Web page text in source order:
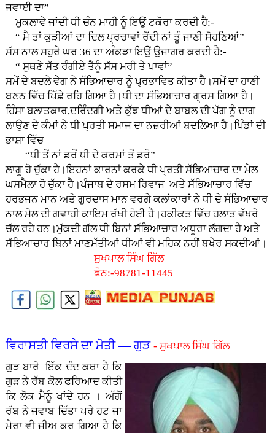
ਜਵਾਈ ਦਾ”
ਮੁਕਲਾਵੇ ਜਾਂਦੀ ਧੀ ਚੰਨ ਮਾਹੀ ਨੂੰ ਇਉਂ ਟਕੋਰਾ ਕਰਦੀ ਹੈ:-
“ ਮੈ ਤਾਂ ਕੁੜੀਆਂ ਦਾ ਦਿਲ ਪ੍ਰਚਾਵਾਂ ਰੋਂਦੀ ਨਾਂ ਤੂੰ ਜਾਣੀ ਸੋਹਣਿਆਂ”
ਸੱਸ ਨਾਲ ਸਹੁਰੇ ਘਰ 36 ਦਾ ਅੰਕੜਾ ਇਉਂ ਉਜਾਗਰ ਕਰਦੀ ਹੈ:-
“ ਸੁਥਣੇ ਸੱਤ ਰੰਗੀਏ ਤੈਨੂੰ ਸੱਸ ਮਰੀ ਤੇ ਪਾਵਾਂ”
ਸਮੇਂ ਦੇ ਬਦਲੇ ਵੇੇਗ ਨੇ ਸੱਭਿਆਚਾਰ ਨੂੰ ਪ੍ਰਭਾਵਿਤ ਕੀਤਾ ਹੈ।ਸਮੇਂ ਦਾ ਹਾਣੀ
ਬਣਨ ਵਿੱਚ ਪਿੱਛੇ ਰਹਿ ਗਿਆ ਹੈ।ਧੀ ਦਾ ਸੱਭਿਆਚਾਰ ਗ੍ਰਸ ਗਿਆ ਹੈ।
ਹਿੰਸਾ ਬਲਾਤਕਾਰ,ਦਰਿੰਦਗੀ ਅਤੇ ਕੁੱਝ ਧੀਆਂ ਦੇ ਬਾਬਲ ਦੀ ਪੱਗ ਨੂੰ ਦਾਗ
ਲਾਉਣ ਦੇ ਕੰਮਾਂ ਨੇ ਧੀ ਪ੍ਰਤੀ ਸਮਾਜ ਦਾ ਨਜ਼ਰੀਆਂ ਬਦਲਿਆ ਹੈ।ਪਿੰਡਾਂ ਦੀ
ਭਾਸ਼ਾ ਵਿੱਚ
“ਧੀ ਤੋਂ ਨਾਂ ਡਰੋਂ ਧੀ ਦੇ ਕਰਮਾਂ ਤੋਂ ਡਰੋ”
ਲਾਗੂ ਹੋ ਚੁੱਕਾ ਹੈ।ਇਹਨਾਂ ਕਾਰਨਾਂ ਕਰਕੇ ਧੀ ਪ੍ਰਤੀ ਸੱਭਿਆਚਾਰ ਦਾ ਮੇਲ
ਘਸਮੈਲਾ ਹੋ ਚੁੱਕਾ ਹੈ।ਪੰਜਾਬ ਦੇ ਰਸਮ ਰਿਵਾਜ ਅਤੇ ਸੱਭਿਆਚਾਰ ਵਿੱਚ
ਹਰਭਜਨ ਮਾਨ ਅਤੇ ਗੁਰਦਾਸ ਮਾਨ ਵਰਗੇ ਕਲਾਂਕਾਰਾਂ ਨੇ ਧੀ ਦੇ ਸੱਭਿਆਚਾਰ
ਨਾਲ ਮੇਲ ਦੀ ਗਵਾਹੀ ਕਾਇਮ ਰੱਖੀ ਹੋਈ ਹੈ।ਹਕੀਕਤ ਵਿੱਚ ਹਲਾਤ ਵੱਖਰੇ
ਚੱਲ ਰਹੇ ਹਨ।ਮੁੱਕਦੀ ਗੱਲ ਧੀ ਬਿਨਾਂ ਸੱਭਿਆਚਾਰ ਅਧੂਰਾ ਲੱਗਦਾ ਹੈ ਅਤੇ
ਸੱਭਿਆਚਾਰ ਬਿਨਾਂ ਮਾਣਮੱਤੀਆਂ ਧੀਆਂ ਵੀ ਮਹਿਕ ਨਹੀਂ ਬਖੇਰ ਸਕਦੀਆਂ।
ਸੁਖਪਾਲ ਸਿੰਘ ਗਿੱਲ
ਫੋਨ:-98781-11445
ਵਿਰਾਸਤੀ ਵਿਰਸੇ ਦਾ ਮੋਤੀ — ਗੁੜ - ਸੁਖਪਾਲ ਸਿੰਘ ਗਿੱਲ
ਗੁੜ ਬਾਰੇ ਇੱਕ ਦੰਦ ਕਥਾ ਹੈ ਕਿ
ਗੁੜ ਨੇ ਰੱਬ ਕੋਲ ਫਰਿਆਦ ਕੀਤੀ
ਕਿ ਲੋਕ ਮੈਨੂੰ ਖਾਂਦੇ ਹਨ । ਅੱਗੋਂ
ਰੱਬ ਨੇ ਜਵਾਬ ਦਿੱਤਾ ਪਰੇ ਹਟ ਜਾ
ਮੇਰਾ ਵੀ ਜੀਅ ਕਰ ਗਿਆ ਹੈ ਕਿ